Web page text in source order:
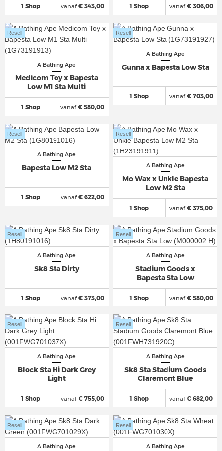
1 Shop vanaf€ 343,00 1 Shop vanaf€ 306,00
A Bathing Ape
Medicom Toy x Bapesta
Low M1 Sta Multi
1 Shop
Resell
vanaf€ 580,00
A Bathing Ape
Gunna x Bapesta Low Sta
1 Shop
Resell
vanaf€ 703,00
A Bathing Ape
Bapesta Low M2 Sta
1 Shop
Resell
vanaf€ 622,00
A Bathing Ape
Mo Wax x Unkle Bapesta
Low M2 Sta
1 Shop
Resell
vanaf€ 375,00
A Bathing Ape
Sk8 Sta Dirty
1 Shop
Resell
vanaf€ 373,00
A Bathing Ape
Stadium Goods x
Bapesta Sta Low
1 Shop
Resell
vanaf€ 580,00
A Bathing Ape
Block Sta Hi Dark Grey
Light
1 Shop
Resell
vanaf€ 755,00
A Bathing Ape
Sk8 Sta Stadium Goods
Claremont Blue
1 Shop
Resell
vanaf€ 682,00
A Bathing Ape
Resell
A Bathing Ape
Resell